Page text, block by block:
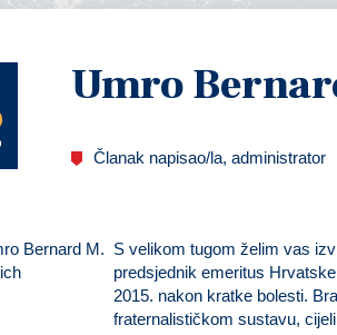
Umro
Članak napisao/la, administrator
S velikom tugom želim vas
predsjednik emeritus
2015. nakon kratke bolesti.
fraternalističkom sustavu,